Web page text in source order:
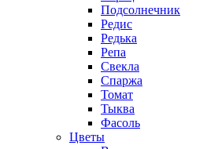
Подсолнечник
Редис
Редька
Репа
Свекла
Спаржа
Томат
Тыква
Фасоль
Цветы